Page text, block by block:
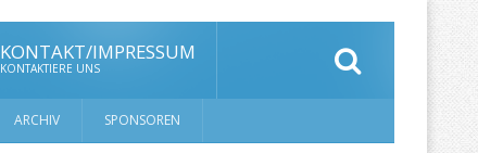
KONTAKT/IMPRESSUM
KONTAKTIERE UNS
ARCHIV SPONSOREN